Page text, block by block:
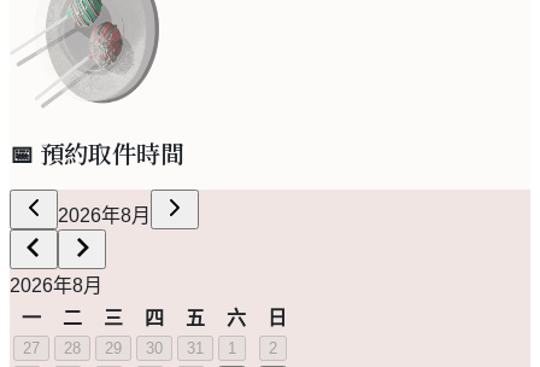
📅 預約取件時間
2026年8月
2026年8月
一
二 三 四 五 六 日
27 28 29 30 31 1
2